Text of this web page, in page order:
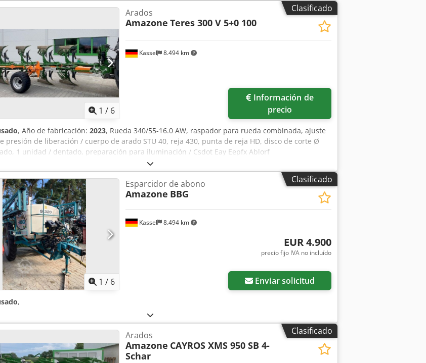
Clasificado
1 / 6
Kassel 8.494 km
Arados
Amazone Teres 300 V 5+0 100
precio
, Año de fabricación: 2023, Rueda 340/55-16.0 AW, raspador para rueda combinada, ajuste
presión de liberación / cuerpo de arado STU 40, reja 430, punta de reja HD, disco de corte Ø
1 unidad / dentado, preparación para iluminación / Csdot Eay Eepfx Ablorf
Clasificado
1 / 6
Kassel 8.494 km
Esparcidor de abono
Amazone BBG
EUR 4.900
precio fijo IVA no incluído
Enviar solicitud
,
Clasificado
Arados
Amazone CAYROS XMS 950 SB 4-
Schar